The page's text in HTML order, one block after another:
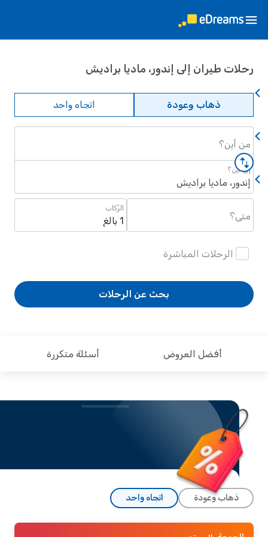
طيران إلى إندور، ماديا براديش
ذهاب وعودة اتجاه واحد
ماديا براديش
الرحلات المباشرة
بحث عن الرحلات
أفضل العروض أسئلة متكررة
ذهاب وعودة اتجاه واحد